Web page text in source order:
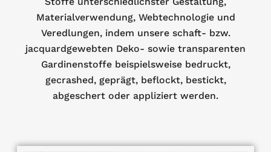
Materialverwendung, Webtechnologie und
Veredlungen, indem unsere schaft- bzw.
jacquardgewebten Deko- sowie transparenten
Gardinenstoffe beispielsweise bedruckt,
gecrashed, geprägt, beflockt, bestickt,
abgeschert oder appliziert werden.